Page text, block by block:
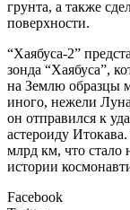
грунта, а также
поверхности.
“Хаябуса-2”
зонда “Хаябуса”,
на Землю образцы
иного, нежели
он отправился к
астероиду
млрд км, что стало
истории
Facebook